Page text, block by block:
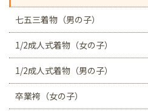
七五三着物（男の子）
1/2成人式着物（女の子）
1/2成人式着物（男の子）
卒業袴（女の子）